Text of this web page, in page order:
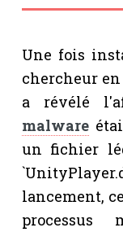
Une fois
chercheur
a révélé
malware
un fichier
lancement,
processus